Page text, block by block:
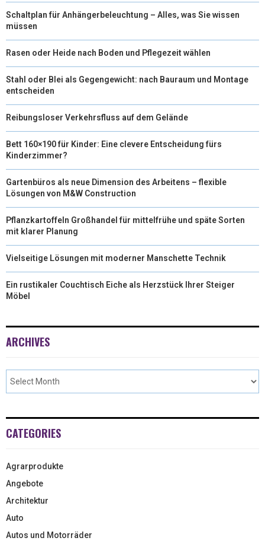
Schaltplan für Anhängerbeleuchtung – Alles, was Sie wissen
müssen
Rasen oder Heide nach Boden und Pflegezeit wählen
Stahl oder Blei als Gegengewicht: nach Bauraum und Montage
entscheiden
Reibungsloser Verkehrsfluss auf dem Gelände
Bett 160×190 für Kinder: Eine clevere Entscheidung fürs
Kinderzimmer?
Gartenbüros als neue Dimension des Arbeitens – flexible
Lösungen von M&W Construction
Pflanzkartoffeln Großhandel für mittelfrühe und späte Sorten
mit klarer Planung
Vielseitige Lösungen mit moderner Manschette Technik
Ein rustikaler Couchtisch Eiche als Herzstück Ihrer Steiger
Möbel
ARCHIVES
CATEGORIES
Agrarprodukte
Angebote
Architektur
Auto
Autos und Motorräder